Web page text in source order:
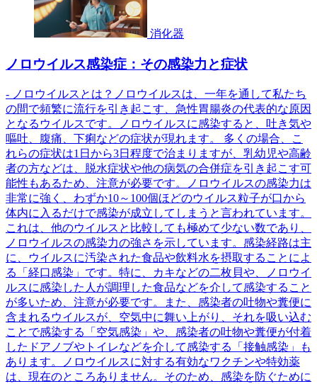
消化器
ノロウイルス感染症：その感染力と症状
- ノロウイルスとは？ノロウイルスは、一年を通して私たち
の間で頻繁に流行を引き起こす、急性胃腸炎の代表的な原因
となるウイルスです。ノロウイルスに感染すると、吐き気や
嘔吐、腹痛、下痢などの症状が現れます。 多くの場合、こ
れらの症状は1日から3日程度で治まりますが、乳幼児や高齢
者の方などは、脱水症状や他の病気の合併症を引き起こす可
能性もあるため、注意が必要です。ノロウイルスの感染力は
非常に強く、わずか10～100個ほどのウイルス粒子が口から
体内に入るだけで感染が成立してしまうと言われています。
これは、他のウイルスと比較しても極めて少ない数であり、
ノロウイルスの感染力の強さを示しています。感染経路は主
に、ウイルスに汚染された食品や飲料水を摂取することによ
る「経口感染」です。特に、カキなどの二枚貝や、ノロウイ
ルスに感染した人が調理した食品などを介して感染すること
が多いため、注意が必要です。また、感染者の吐物や糞便に
含まれるウイルスが、空気中に舞い上がり、それを吸い込む
ことで感染する「空気感染」や、感染者の吐物や糞便が付着
したドアノブやトイレなどを介して感染する「接触感染」も
あります。ノロウイルスに対する有効なワクチンや特効薬
は、現在のところありません。そのため、感染を防ぐために